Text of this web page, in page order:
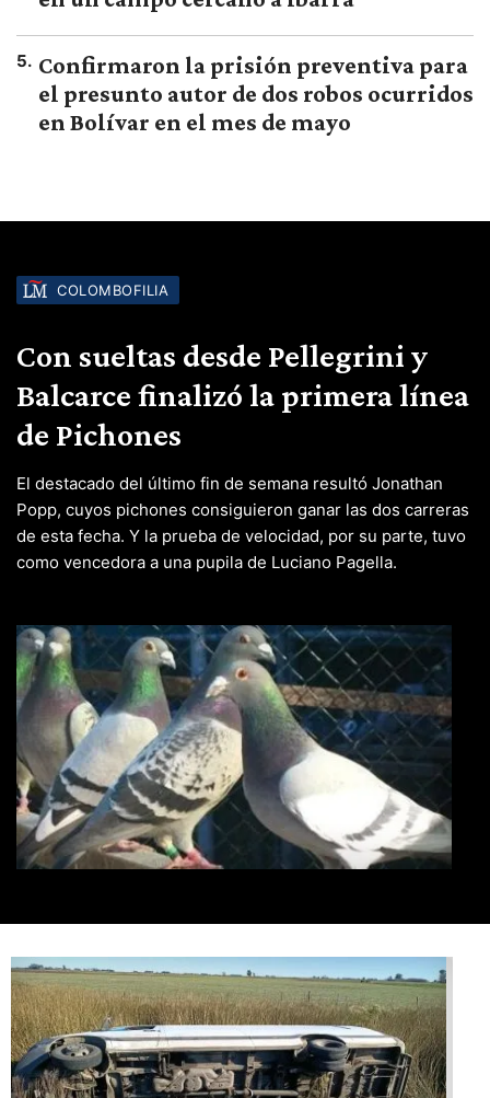
5. Confirmaron la prisión preventiva para
el presunto autor de dos robos ocurridos
en Bolívar en el mes de mayo
COLOMBOFILIA
Con sueltas desde Pellegrini y
Balcarce finalizó la primera línea
de Pichones
El destacado del último fin de semana resultó Jonathan
Popp, cuyos pichones consiguieron ganar las dos carreras
de esta fecha. Y la prueba de velocidad, por su parte, tuvo
como vencedora a una pupila de Luciano Pagella.